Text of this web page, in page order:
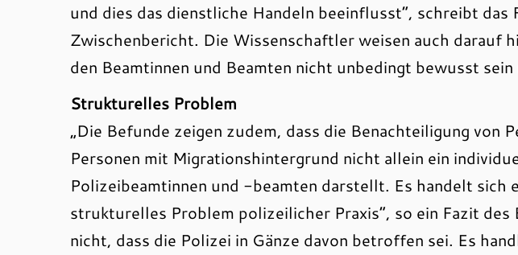
und dies das dienstliche Handeln beeinflusst“, schreibt das
Zwischenbericht. Die Wissenschaftler weisen auch darauf
den Beamtinnen und Beamten nicht unbedingt bewusst sein
Strukturelles Problem
„Die Befunde zeigen zudem, dass die Benachteiligung von
Personen mit Migrationshintergrund nicht allein ein
Polizeibeamtinnen und -beamten darstellt. Es handelt sich
strukturelles Problem polizeilicher Praxis“, so ein Fazit des
nicht, dass die Polizei in Gänze davon betroffen sei. Es